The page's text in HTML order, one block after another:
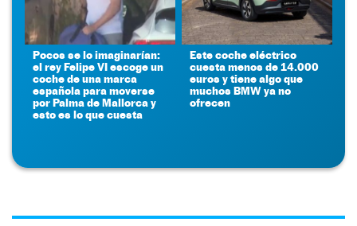
Pocos se lo imaginarían:
el rey Felipe VI escoge un
coche de una marca
española para moverse
por Palma de Mallorca y
esto es lo que cuesta
Este coche eléctrico
cuesta menos de 14.000
euros y tiene algo que
muchos BMW ya no
ofrecen